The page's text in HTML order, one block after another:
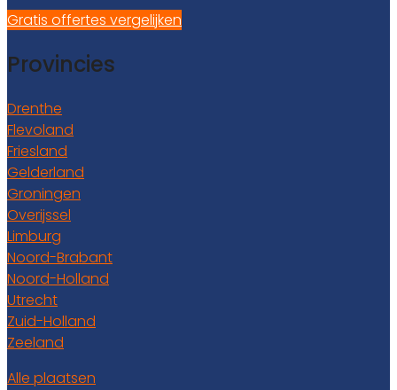
Gratis offertes vergelijken
Provincies
Drenthe
Flevoland
Friesland
Gelderland
Groningen
Overijssel
Limburg
Noord-Brabant
Noord-Holland
Utrecht
Zuid-Holland
Zeeland
Alle plaatsen